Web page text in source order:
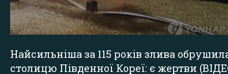
Найсильніша за 115 років злива
столицю Південної Кореї: є жертви